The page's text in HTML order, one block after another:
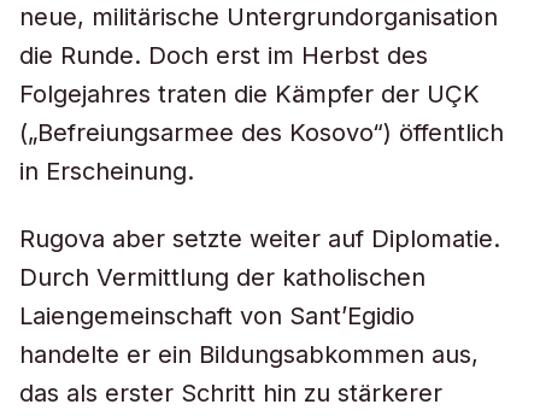
neue, militärische Untergrundorganisation
die Runde. Doch erst im Herbst des
Folgejahres traten die Kämpfer der UÇK
(„Befreiungsarmee des Kosovo“) öffentlich
in Erscheinung.
Rugova aber setzte weiter auf Diplomatie.
Durch Vermittlung der katholischen
Laiengemeinschaft von Sant’Egidio
handelte er ein Bildungsabkommen aus,
das als erster Schritt hin zu stärkerer